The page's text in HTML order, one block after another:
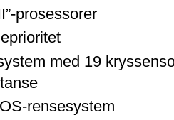
prosessorer
med 19
rensesystem